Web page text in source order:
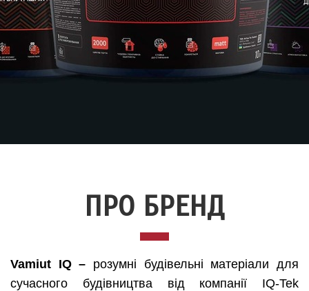
ПРО БРЕНД
Vamiut IQ – розумні будівельні матеріали для
сучасного будівництва від компанії IQ-Tek